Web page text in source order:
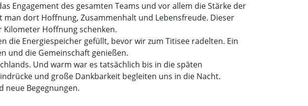
Engagement des gesamten Teams und vor allem die Stärke der
dort Hoffnung, Zusammenhalt und Lebensfreude. Dieser
Kilometer Hoffnung schenken.
Energiespeicher gefüllt, bevor wir zum Titisee radelten. Ein
und die Gemeinschaft genießen.
Und warm war es tatsächlich bis in die späten
und große Dankbarkeit begleiten uns in die Nacht.
neue Begegnungen.